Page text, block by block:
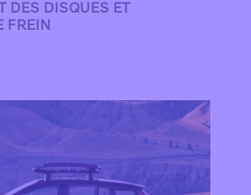
DES DISQUES ET
FREIN